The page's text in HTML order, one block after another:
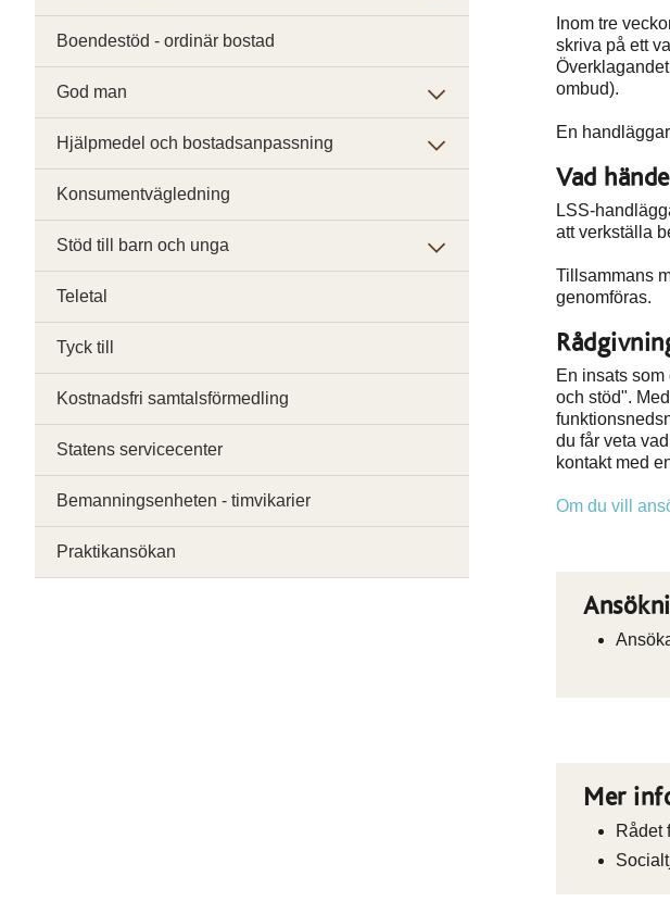
Inom tre
skriva på ett
ombud).
En
Vad
LSS-
att verkställa
Tillsammans
genomföras.
En insats
och stöd".
du får veta
kontakt med
Om du vill
Mer
Rådet
Boendestöd - ordinär bostad
God man
Hjälpmedel och bostadsanpassning
Konsumentvägledning
Stöd till barn och unga
Teletal
Tyck till
Kostnadsfri samtalsförmedling
Statens servicecenter
Bemanningsenheten - timvikarier
Praktikansökan